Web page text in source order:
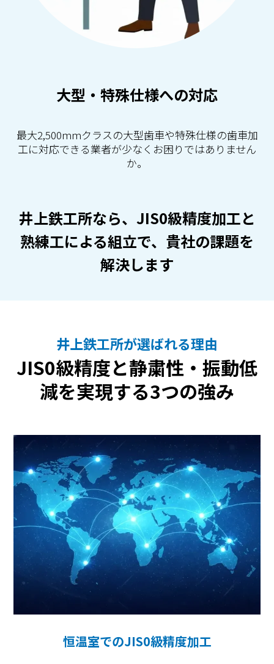
大型・特殊仕様への対応
最大2,500mmクラスの大型歯車や特殊仕様の歯車加
工に対応できる業者が少なくお困りではありません
か。
井上鉄工所なら、JIS0級精度加工と
熟練工による組立で、貴社の課題を
解決します
井上鉄工所が選ばれる理由
JIS0級精度と静粛性・振動低
減を実現する3つの強み
恒温室でのJIS0級精度加工